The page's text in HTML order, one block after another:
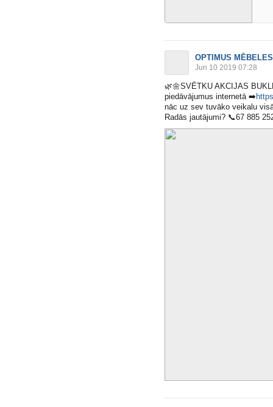
OPTIMUS MĒBELES
Jun 10 2019 07:28
🌿🌼SVĒTKU AKCIJAS
piedāvājumus internetā ➡️
nāc uz sev tuvāko veikalu
Radās jautājumi? 📞67 885